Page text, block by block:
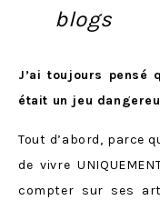
blogs
J’ai toujours pensé
était un jeu
Tout d’abord, parce
de vivre
compter sur ses